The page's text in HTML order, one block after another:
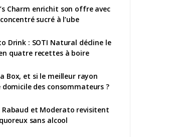
Charm enrichit son offre avec
sucré à l’ube
Drink : SOTI Natural décline le
quatre recettes à boire
Box, et si le meilleur rayon
des consommateurs ?
Rabaud et Moderato revisitent
sans alcool